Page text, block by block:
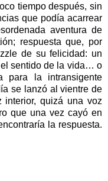
tiempo después, sin
que podía acarrear
aventura de
respuesta que, por
de su felicidad: un
el sentido de la vida… o
para la intransigente
se lanzó al vientre de
interior, quizá una voz
que una vez cayó en
la respuesta.